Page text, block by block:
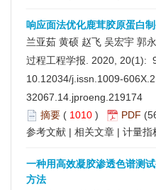
响应面法优化鹿茸胶原蛋白
兰亚茹 黄硕 赵飞 吴宏宇 郭
过程工程学报. 2020, 20(1):
10.12034/j.issn.1009-
32067.14.jproeng.219174
摘要 ( 1010 ) PDF
参考文献 | 相关文章 | 计量指
一种用高效凝胶渗透色谱测
方法